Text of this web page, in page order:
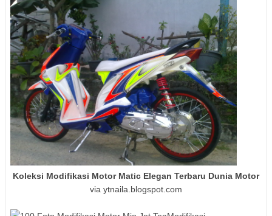
Koleksi Modifikasi Motor Matic Elegan Terbaru Dunia Motor
via ytnaila.blogspot.com